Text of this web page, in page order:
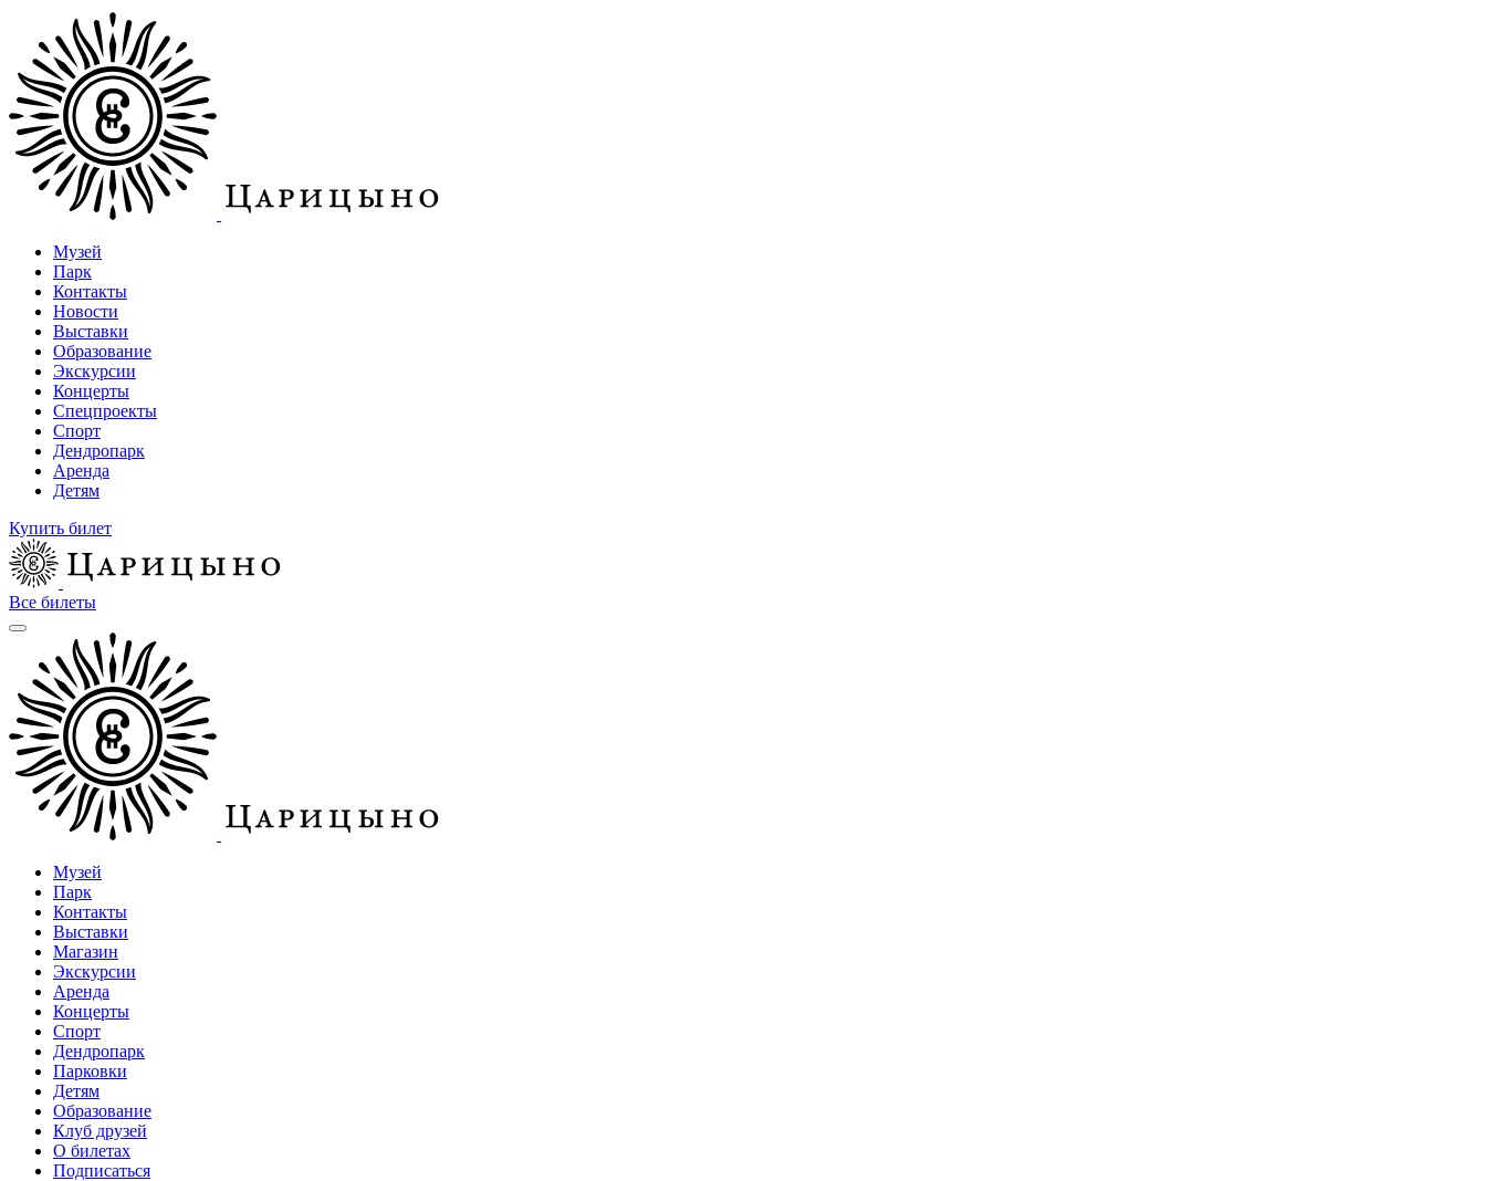
Музей
Парк
Контакты
Новости
Выставки
Образование
Экскурсии
Концерты
Спецпроекты
Спорт
Дендропарк
Аренда
Детям
Купить билет
Все билеты
Музей
Парк
Контакты
Выставки
Магазин
Экскурсии
Аренда
Концерты
Спорт
Дендропарк
Парковки
Детям
Образование
Клуб друзей
О билетах
Подписаться